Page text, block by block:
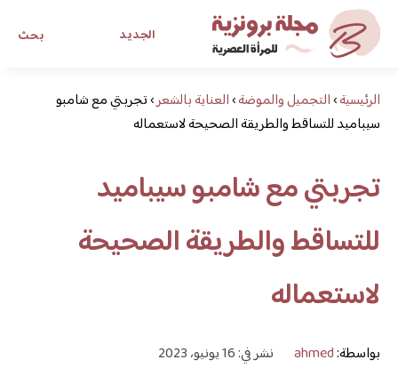
بحث الجديد
مجلة برونزية للفتاة العصريةالرئيسية›التجميل والموضة›العناية بالشعر›تجربتي مع شامبو
سيباميد للتساقط والطريقة الصحيحة لاستعماله
تجربتي مع شامبو سيباميد
للتساقط والطريقة الصحيحة
لاستعماله
بواسطة:ahmed نشر في: 16 يونيو، 2023